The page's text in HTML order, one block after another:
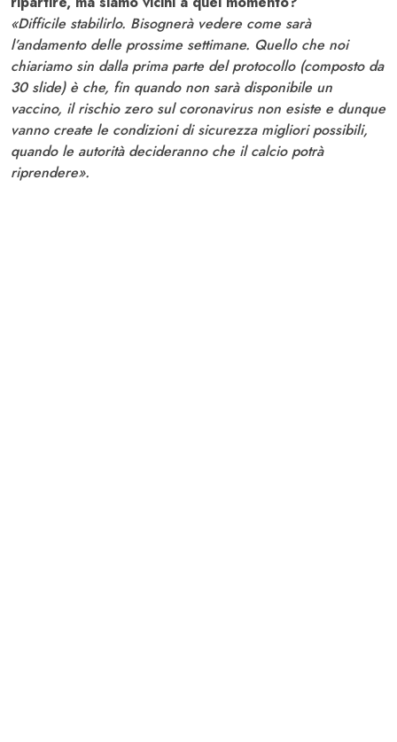
«Difficile stabilirlo. Bisognerà vedere come sarà
l’andamento delle prossime settimane. Quello che noi
chiariamo sin dalla prima parte del protocollo (composto da
30 slide) è che, fin quando non sarà disponibile un
vaccino, il rischio zero sul coronavirus non esiste e dunque
vanno create le condizioni di sicurezza migliori possibili,
quando le autorità decideranno che il calcio potrà
riprendere».